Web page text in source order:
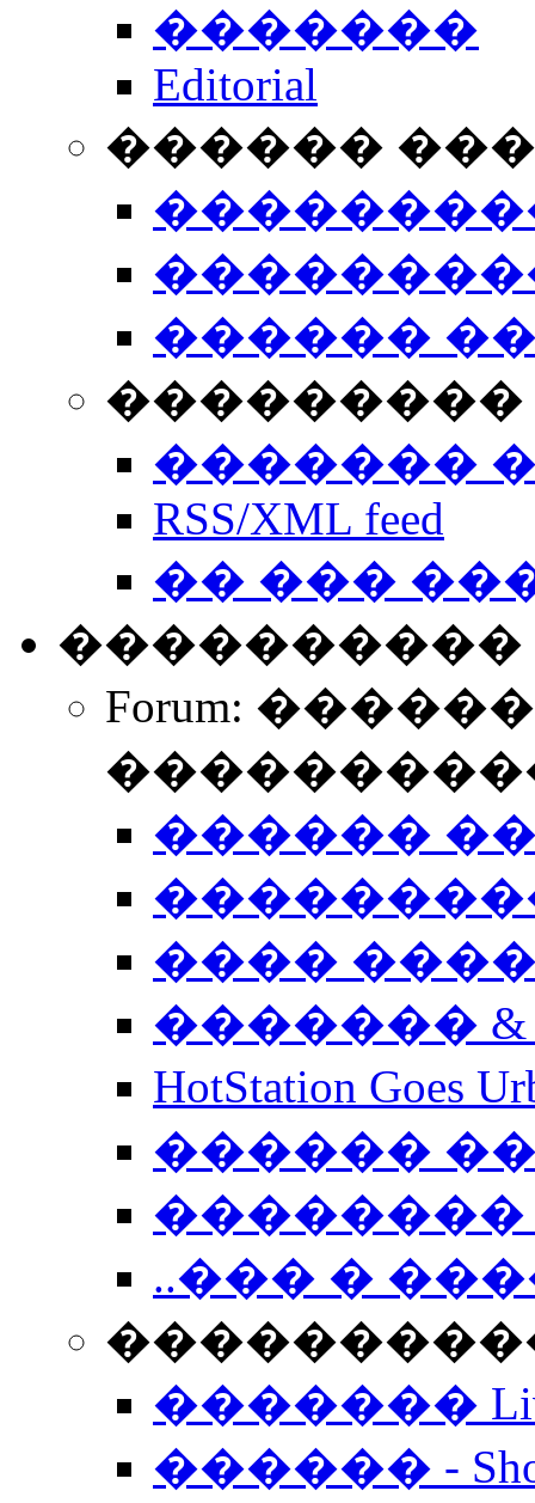
�������
Editorial
������
������
���������
�������
RSS/XML feed
�� ���
����������
Forum:
������
����
�������
HotStation
������
��������
..��� �
����������
�������
������ -